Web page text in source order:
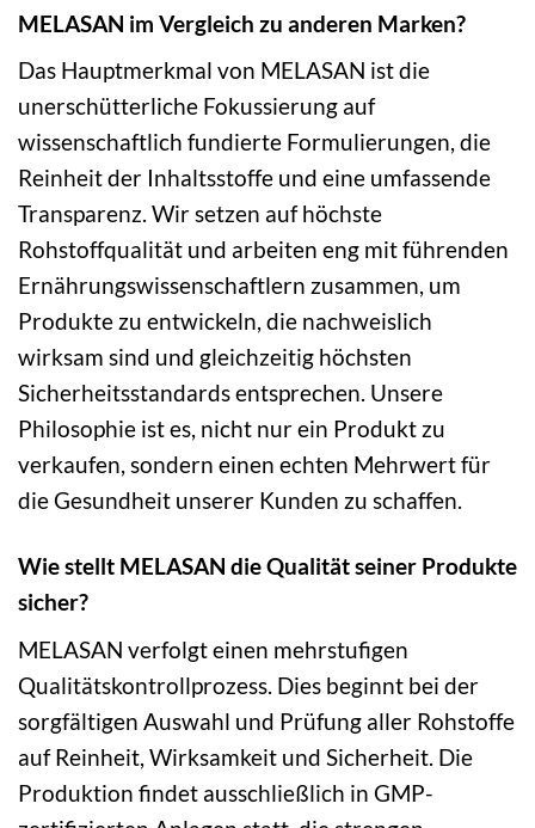
MELASAN im Vergleich zu anderen Marken?
Das Hauptmerkmal von MELASAN ist die
unerschütterliche Fokussierung auf
wissenschaftlich fundierte Formulierungen, die
Reinheit der Inhaltsstoffe und eine umfassende
Transparenz. Wir setzen auf höchste
Rohstoffqualität und arbeiten eng mit führenden
Ernährungswissenschaftlern zusammen, um
Produkte zu entwickeln, die nachweislich
wirksam sind und gleichzeitig höchsten
Sicherheitsstandards entsprechen. Unsere
Philosophie ist es, nicht nur ein Produkt zu
verkaufen, sondern einen echten Mehrwert für
die Gesundheit unserer Kunden zu schaffen.
Wie stellt MELASAN die Qualität seiner Produkte
sicher?
MELASAN verfolgt einen mehrstufigen
Qualitätskontrollprozess. Dies beginnt bei der
sorgfältigen Auswahl und Prüfung aller Rohstoffe
auf Reinheit, Wirksamkeit und Sicherheit. Die
Produktion findet ausschließlich in GMP-